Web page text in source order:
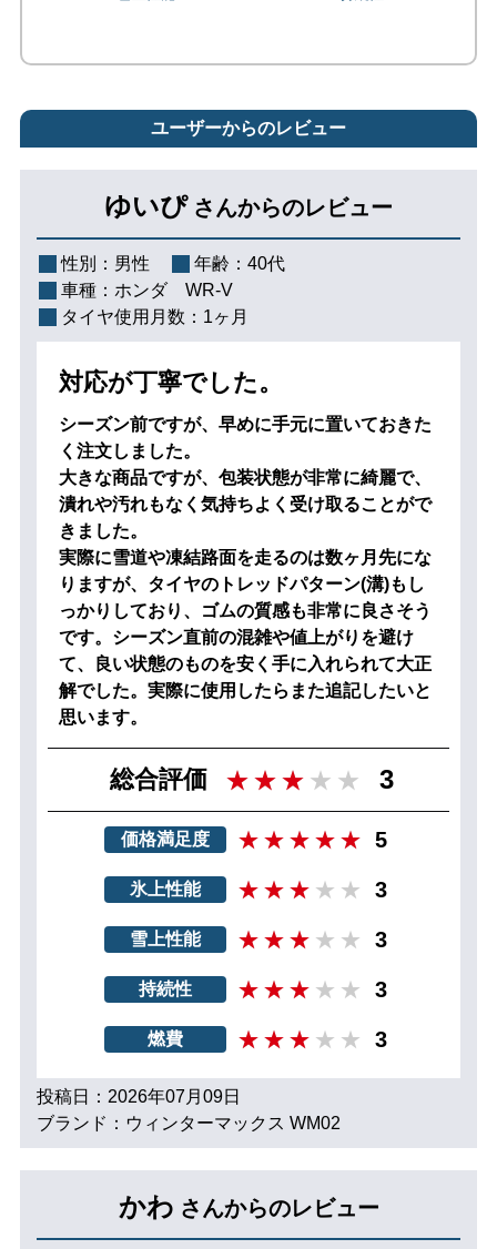
ユーザーからのレビュー
ゆいぴ さんからのレビュー
性別： 男性 年齢： 40代
車種： ホンダ WR-V
タイヤ使用月数： 1ヶ月
対応が丁寧でした。
シーズン前ですが、早めに手元に置いておきた
く注文しました。
大きな商品ですが、包装状態が非常に綺麗で、
潰れや汚れもなく気持ちよく受け取ることがで
きました。
実際に雪道や凍結路面を走るのは数ヶ月先にな
りますが、タイヤのトレッドパターン(溝)もし
っかりしており、ゴムの質感も非常に良さそう
です。シーズン直前の混雑や値上がりを避け
て、良い状態のものを安く手に入れられて大正
解でした。実際に使用したらまた追記したいと
思います。
総合評価 3
価格満足度 5
氷上性能 3
雪上性能 3
持続性 3
燃費 3
投稿日：2026年07月09日
ブランド：ウィンターマックス WM02
かわ さんからのレビュー